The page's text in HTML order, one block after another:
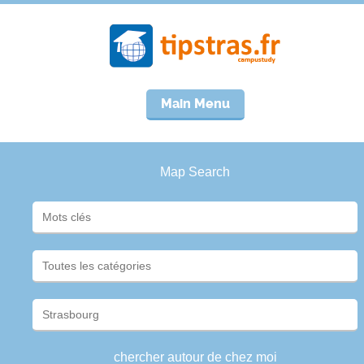
Main Menu
Map Search
chercher autour de chez moi